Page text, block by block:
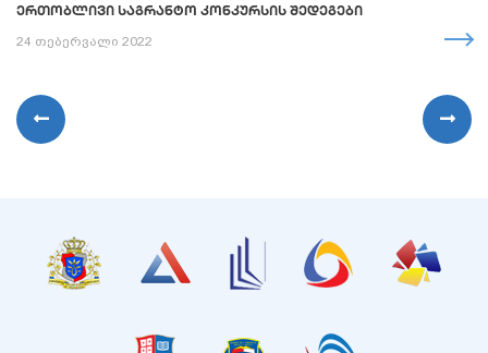
ᲔᲠᲗᲝᲑᲚᲘᲕᲘ ᲡᲐᲒᲠᲐᲜᲢᲝ ᲙᲝᲜᲙᲣᲠᲡᲘᲡ ᲨᲔᲓᲔᲒᲔᲑᲘ
24 თებერვალი 2022